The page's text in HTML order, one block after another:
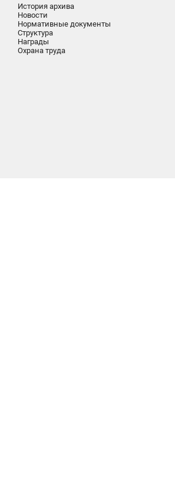
История архива
Новости
Нормативные документы
Структура
Награды
Охрана труда